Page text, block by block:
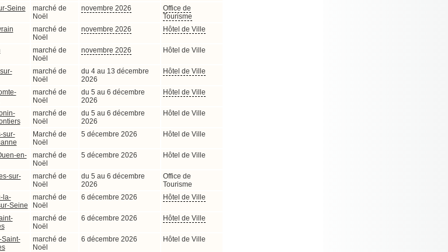
Seine
marché de
Noël
novembre 2026
Office de
Tourisme
marché de
Noël
novembre 2026 Hôtel de Ville
marché de
Noël
novembre 2026 Hôtel de Ville
marché de
Noël
du 4 au 13 décembre
2026
Hôtel de Ville
marché de
Noël
du 5 au 6 décembre
2026
Hôtel de Ville
marché de
Noël
du 5 au 6 décembre
2026
Hôtel de Ville
sur-
Marché de
Noël
5 décembre 2026 Hôtel de Ville
en-
marché de
Noël
5 décembre 2026 Hôtel de Ville
sur-
marché de
Noël
du 5 au 6 décembre
2026
Office de
Tourisme
la-
Seine
marché de
Noël
6 décembre 2026 Hôtel de Ville
marché de
Noël
6 décembre 2026 Hôtel de Ville
marché de
Noël
6 décembre 2026 Hôtel de Ville